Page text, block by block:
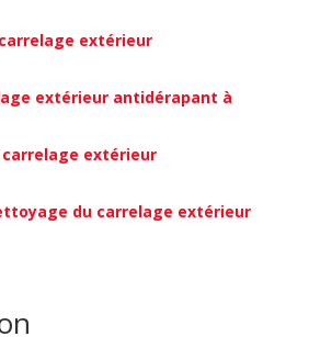
extérieur
extérieur antidérapant à
extérieur
du carrelage extérieur